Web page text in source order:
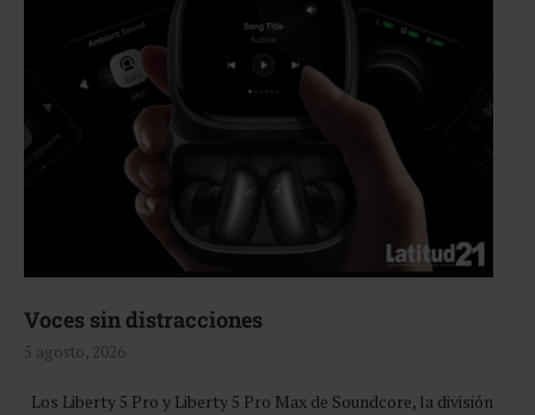
Voces sin distracciones
5 agosto, 2026
Los Liberty 5 Pro y Liberty 5 Pro Max de Soundcore, la división